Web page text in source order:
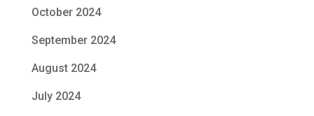
October 2024
September 2024
August 2024
July 2024